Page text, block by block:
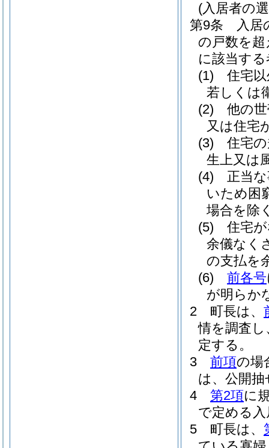
(入居者の
第9条
入居
の戸数を
に該当す
(1)
住宅
若しくは
(2)
他の
又は住宅
(3)
住宅
生上又は
(4)
正当
いため困
場合を除
(5)
住宅
余儀なく
の支払を
(6)
前各号
が明らか
2
町長は、
情を調査
定する。
3
前項の場
は、公開
4
第2項に
で定める
5
町長は、